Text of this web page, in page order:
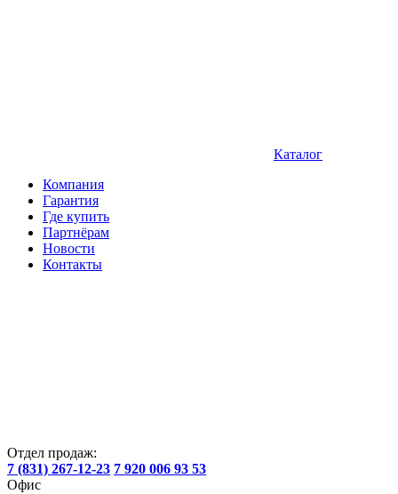
Каталог
Компания
Гарантия
Где купить
Партнёрам
Новости
Контакты
Отдел продаж:
7 (831) 267-12-23 7 920 006 93 53
Офис